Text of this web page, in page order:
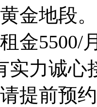
金地段
金5500/
实力诚
提前预